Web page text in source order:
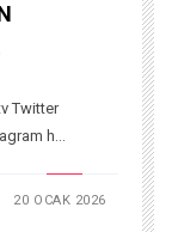
Twitter
h...
20 OCAK 2026